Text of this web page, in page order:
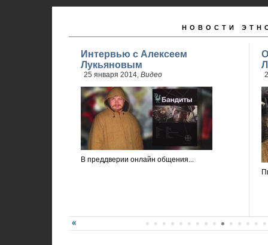
НОВОСТИ
Интервью с Алексеем
Лукьяновым
25 января 2014, Видео
В преддверии онлайн общения...